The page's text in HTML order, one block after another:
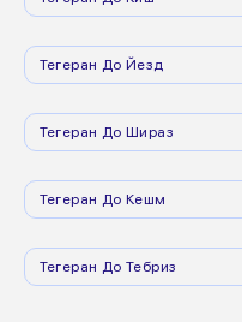
Тегеран До Йезд
Тегеран До Шираз
Тегеран До Кешм
Тегеран До Тебриз